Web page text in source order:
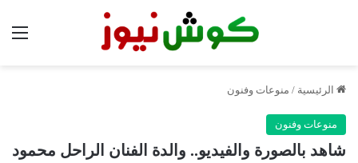
الرئيسية / منوعات وفنون
منوعات وفنون
شاهد بالصورة والفيديو.. والدة الفنان الراحل محمود